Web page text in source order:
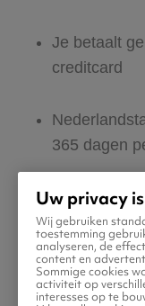
Je betaalt
creditcard
365 dagen
Zeker van
Boek ook
in Sanday
Uw privacy
Wij gebruiken
toestemming
analyseren, de
content en
Sommige cookies
activiteit op
interesses op te